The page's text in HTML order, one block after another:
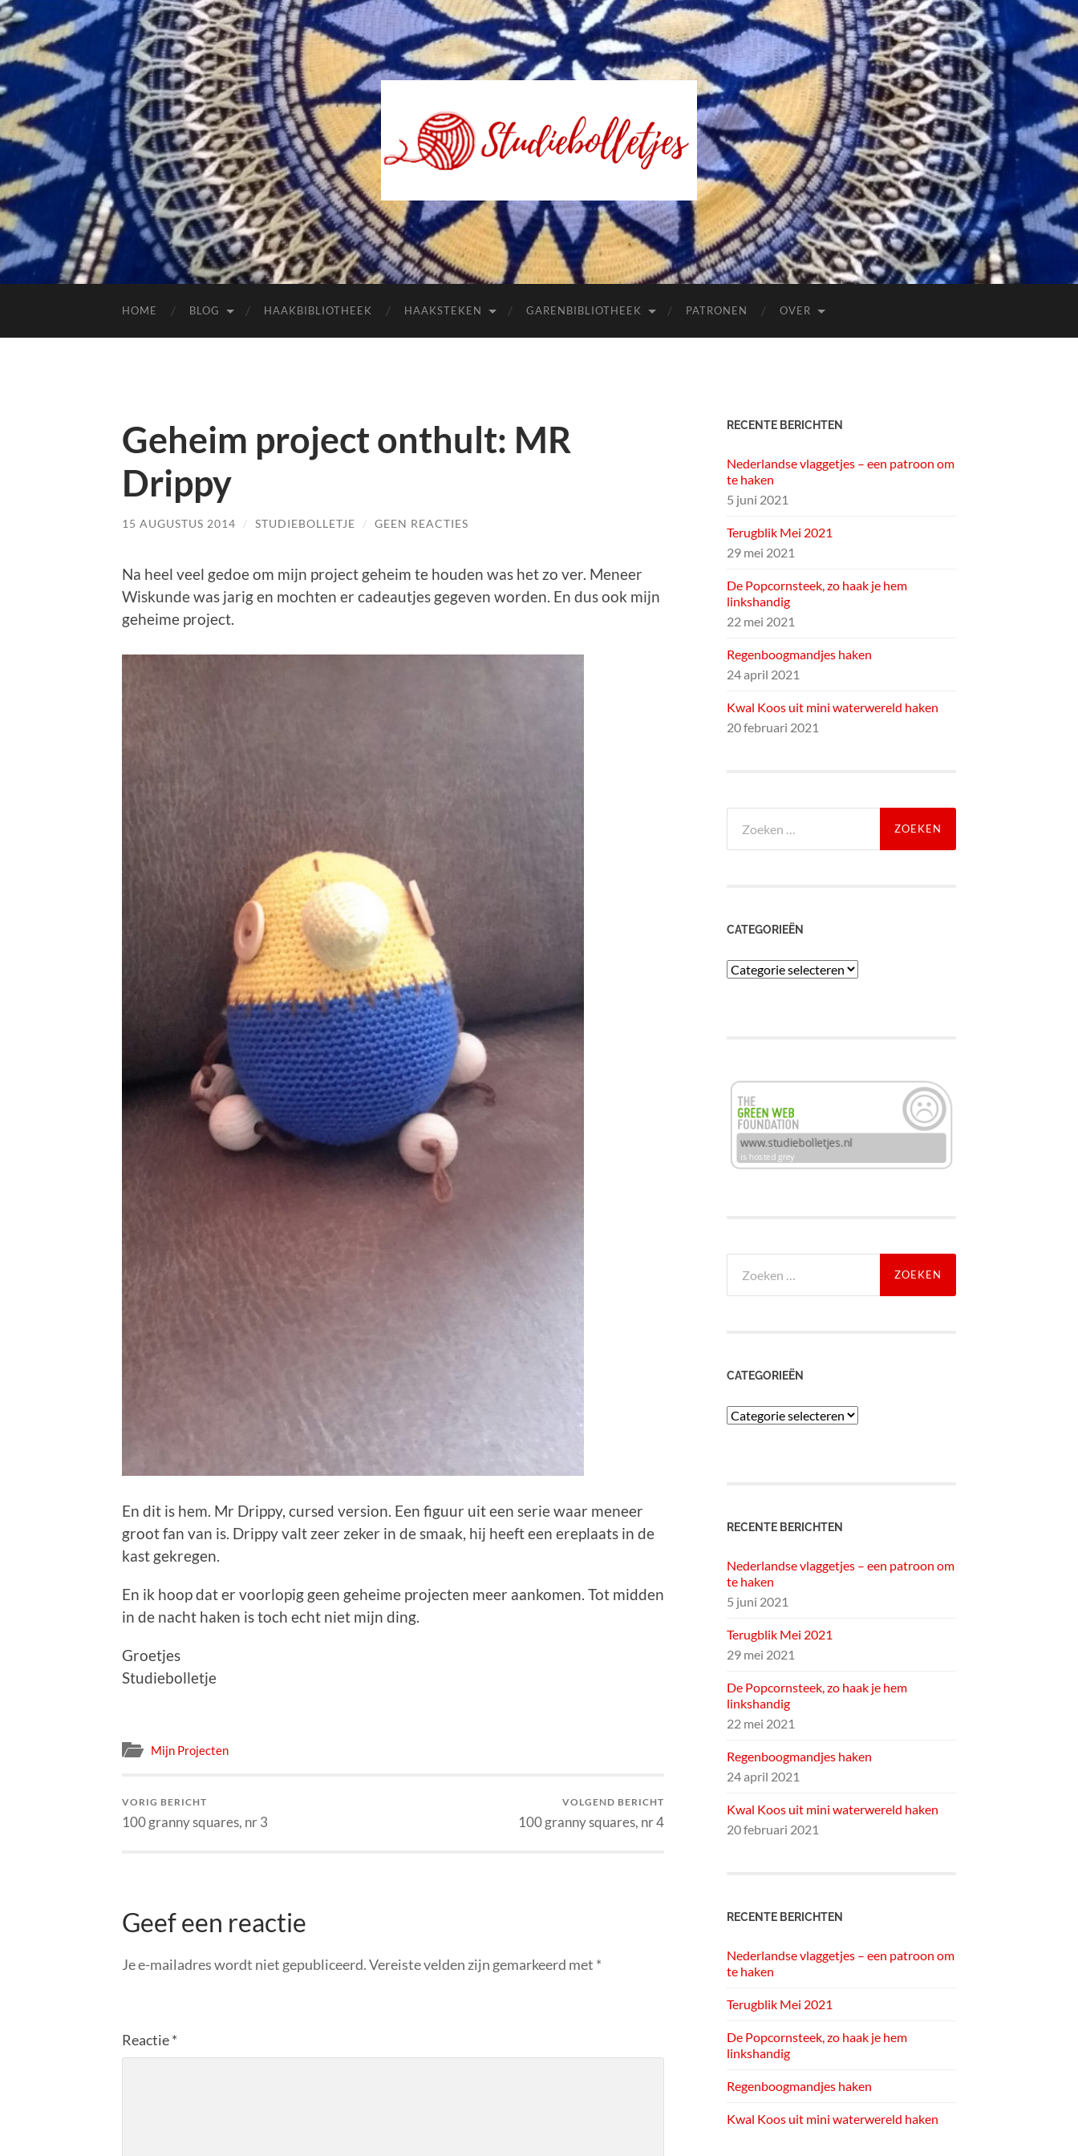
Studiebolletjes
HOME BLOG HAAKBIBLIOTHEEK HAAKSTEKEN GARENBIBLIOTHEEK PATRONEN OVER
Geheim project onthult: MR
Drippy
15 AUGUSTUS 2014 / STUDIEBOLLETJE / GEEN REACTIES
Na heel veel gedoe om mijn project geheim te houden was het zo ver. Meneer
Wiskunde was jarig en mochten er cadeautjes gegeven worden. En dus ook mijn
geheime project.
En dit is hem. Mr Drippy, cursed version. Een figuur uit een serie waar meneer
groot fan van is. Drippy valt zeer zeker in de smaak, hij heeft een ereplaats in de
kast gekregen.
En ik hoop dat er voorlopig geen geheime projecten meer aankomen. Tot midden
in de nacht haken is toch echt niet mijn ding.
Groetjes
Studiebolletje
Mijn Projecten
VORIG BERICHT
100 granny squares, nr 3
VOLGEND BERICHT
100 granny squares, nr 4
Geef een reactie
Je e-mailadres wordt niet gepubliceerd.Vereiste velden zijn gemarkeerd met *
Reactie*
RECENTE BERICHTEN
Nederlandse vlaggetjes – een patroon om
te haken
5 juni 2021
Terugblik Mei 2021
29 mei 2021
De Popcornsteek, zo haak je hem
linkshandig
22 mei 2021
Regenboogmandjes haken
24 april 2021
Kwal Koos uit mini waterwereld haken
20 februari 2021
naar:
CATEGORIEËN
Categorieën
naar:
CATEGORIEËN
Categorieën
RECENTE BERICHTEN
Nederlandse vlaggetjes – een patroon om
te haken
5 juni 2021
Terugblik Mei 2021
29 mei 2021
De Popcornsteek, zo haak je hem
linkshandig
22 mei 2021
Regenboogmandjes haken
24 april 2021
Kwal Koos uit mini waterwereld haken
20 februari 2021
RECENTE BERICHTEN
Nederlandse vlaggetjes – een patroon om
te haken
Terugblik Mei 2021
De Popcornsteek, zo haak je hem
linkshandig
Regenboogmandjes haken
Kwal Koos uit mini waterwereld haken